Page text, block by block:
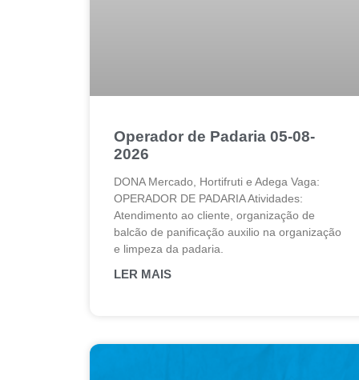
Operador de Padaria 05-08-
2026
DONA Mercado, Hortifruti e Adega Vaga:
OPERADOR DE PADARIA Atividades:
Atendimento ao cliente, organização de
balcão de panificação auxilio na organização
e limpeza da padaria.
LER MAIS